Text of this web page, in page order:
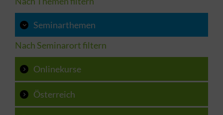
Seminarthemen
Nach Seminarort filtern
Onlinekurse
Österreich